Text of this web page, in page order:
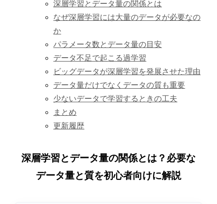
深層学習とデータ量の関係とは
なぜ深層学習には大量のデータが必要なの
か
パラメータ数とデータ量の目安
データ不足で起こる過学習
ビッグデータが深層学習を発展させた理由
データ量だけでなくデータの質も重要
少ないデータで学習するときの工夫
まとめ
更新履歴
深層学習とデータ量の関係とは？必要な
データ量と質を初心者向けに解説